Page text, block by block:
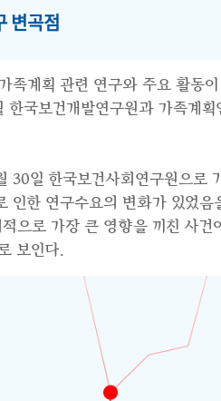
변곡점
족계획 관련 연구와 주요 활동
국보건개발연구원과 가족계
30일 한국보건사회연구원으
인한 연구수요의 변화가 있었
으로 가장 큰 영향을 끼친 사
보인다.